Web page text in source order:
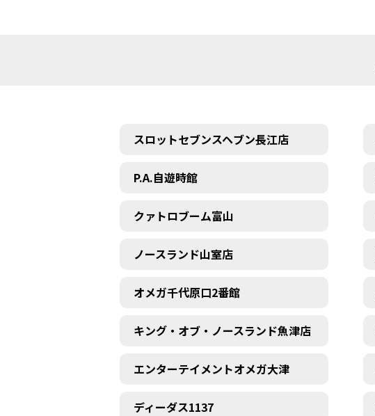
スロットセブンスヘブン長江店
P.A.自遊時館
クァトロブーム富山
ノースランド山室店
オメガ千代原口2番館
キング・オブ・ノースランド魚津店
エンターテイメントオメガ大津
ディーダス1137